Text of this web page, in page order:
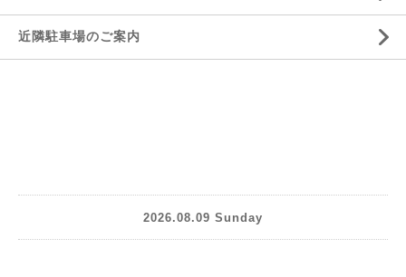
近隣駐車場のご案内
2026.08.09 Sunday